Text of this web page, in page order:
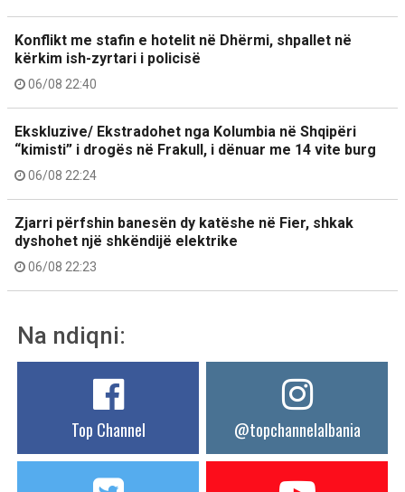
Konflikt me stafin e hotelit në Dhërmi, shpallet në
kërkim ish-zyrtari i policisë
06/08 22:40
Ekskluzive/ Ekstradohet nga Kolumbia në Shqipëri
“kimisti” i drogës në Frakull, i dënuar me 14 vite burg
06/08 22:24
Zjarri përfshin banesën dy katëshe në Fier, shkak
dyshohet një shkëndijë elektrike
06/08 22:23
Na ndiqni:
Top Channel @topchannelalbania